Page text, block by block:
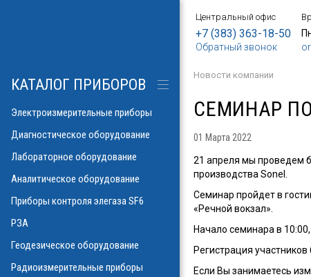
Центральный офис
+7 (383) 363-18-50
Обратный звонок
Новости компании
СЕМИНАР
01 Марта 2022
21 апреля мы проведем
производства Sonel.
Семинар пройдет в
«Речной вокзал».
Начало семинара в
Регистрация
Если Вы занимаетесь
КАТАЛОГ ПРИБОРОВ
Электроизмерительные приборы
Диагностическое оборудование
Лабораторное оборудование
Аналитическое оборудование
Приборы контроля элегаза SF6
РЗА
Геодезическое оборудование
Радиоизмерительные приборы
элегаза
потерь\
и влажности
газов в масле
линий
потоков
РПН